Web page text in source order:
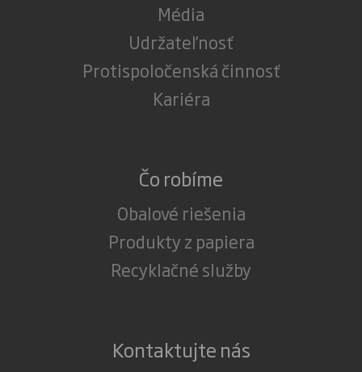
Média
Udržateľnosť
Protispoločenská činnosť
Kariéra
Čo robíme
Obalové riešenia
Produkty z papiera
Recyklačné služby
Kontaktujte nás